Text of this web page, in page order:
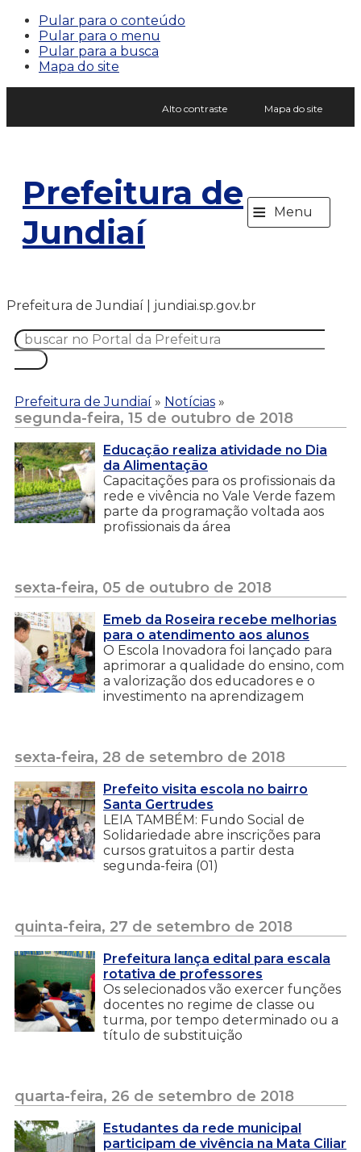
Pular para o conteúdo
Pular para o menu
Pular para a busca
Mapa do site
Alto contraste Mapa do site
Prefeitura de
Jundiaí
≡ Menu
Prefeitura de Jundiaí | jundiai.sp.gov.br
Prefeitura de Jundiaí » Notícias »
segunda-feira, 15 de outubro de 2018
Educação realiza atividade no Dia
da Alimentação
Capacitações para os profissionais da
rede e vivência no Vale Verde fazem
parte da programação voltada aos
profissionais da área
sexta-feira, 05 de outubro de 2018
Emeb da Roseira recebe melhorias
para o atendimento aos alunos
O Escola Inovadora foi lançado para
aprimorar a qualidade do ensino, com
a valorização dos educadores e o
investimento na aprendizagem
sexta-feira, 28 de setembro de 2018
Prefeito visita escola no bairro
Santa Gertrudes
LEIA TAMBÉM: Fundo Social de
Solidariedade abre inscrições para
cursos gratuitos a partir desta
segunda-feira (01)
quinta-feira, 27 de setembro de 2018
Prefeitura lança edital para escala
rotativa de professores
Os selecionados vão exercer funções
docentes no regime de classe ou
turma, por tempo determinado ou a
título de substituição
quarta-feira, 26 de setembro de 2018
Estudantes da rede municipal
participam de vivência na Mata Ciliar